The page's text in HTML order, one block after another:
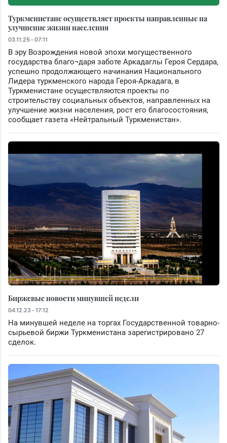
Туркменистане осуществляет проекты направленные на
улучшение жизни населения
03.11.25 - 07:11
В эру Возрождения новой эпохи могущественного
государства благо¬даря заботе Аркадаглы Героя Сердара,
успешно продолжающего начинания Национального
Лидера туркменского народа Героя-Аркадага, в
Туркменистане осуществляются проекты по
строительству социальных объектов, направленных на
улучшение жизни населения, рост его благосостояния,
сообщает газета «Нейтральный Туркменистан».
Биржевые новости минувшей недели
04.12.23 - 17:12
На минувшей неделе на торгах Государственной товарно-
сырьевой биржи Туркменистана зарегистрировано 27
сделок.